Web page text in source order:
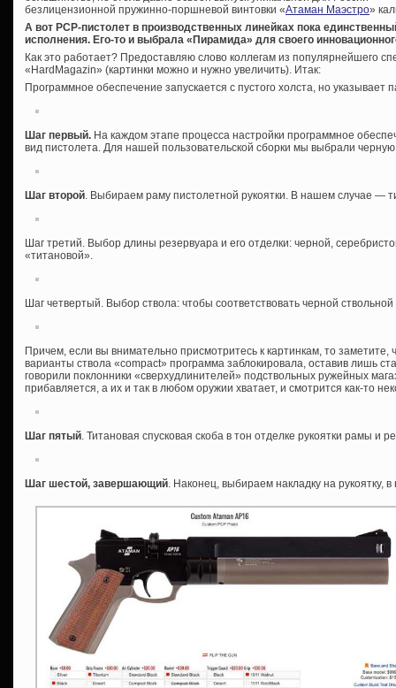
безлицензионной пружинно-поршневой винтовки «Атаман Маэстро»
А вот PCP-пистолет в производственных линейках пока
исполнения. Его-то и выбрала «Пирамида» для своего
Как это работает? Предоставляю слово коллегам из популярнейшего
«HardMagazin» (картинки можно и нужно увеличить). Итак:
Программное обеспечение запускается с пустого холста, но
Шаг первый. На каждом этапе процесса настройки программное
вид пистолета. Для нашей пользовательской сборки мы выбрали черную
Шаг второй. Выбираем раму пистолетной рукоятки. В нашем случае —
Шаг третий. Выбор длины резервуара и его отделки: черной,
«титановой».
Шаг четвертый. Выбор ствола: чтобы соответствовать черной
Причем, если вы внимательно присмотритесь к картинкам, то
варианты ствола «compact» программа заблокировала, оставив лишь
говорили поклонники «сверхудлинителей» подствольных ружейных
прибавляется, а их и так в любом оружии хватает, и смотрится как-то
Шаг пятый. Титановая спусковая скоба в тон отделке рукоятки рамы и
Шаг шестой, завершающий. Наконец, выбираем накладку на рукоятку,